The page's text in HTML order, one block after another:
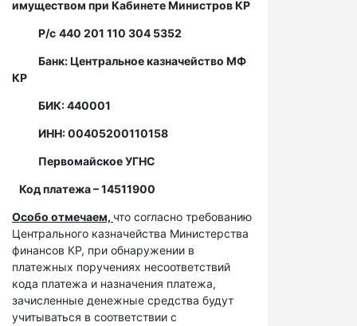
имуществом при Кабинете Министров КР
Р/с 440 201 110 304 5352
Банк: Центральное казначейство МФ
КР
БИК: 440001
ИНН: 00405200110158
Первомайское УГНС
Код платежа – 14511900
Особо отмечаем, что согласно требованию
Центрального казначейства Министерства
финансов КР, при обнаружении в
платежных поручениях несоответствий
кода платежа и назначения платежа,
зачисленные денежные средства будут
учитываться в соответствии с